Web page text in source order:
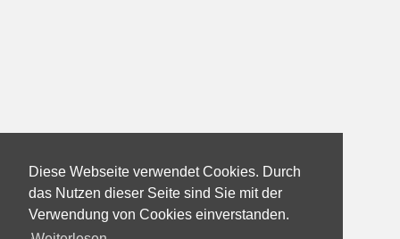
Diese Webseite verwendet Cookies. Durch
das Nutzen dieser Seite sind Sie mit der
Verwendung von Cookies einverstanden.